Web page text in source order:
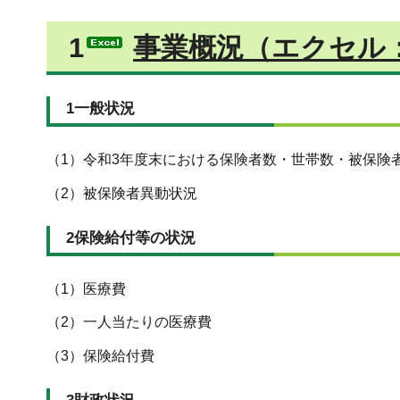
1 事業概況（エクセル
1一般状況
（1）令和3年度末における保険者数・世帯数・被保険
（2）被保険者異動状況
2保険給付等の状況
（1）医療費
（2）一人当たりの医療費
（3）保険給付費